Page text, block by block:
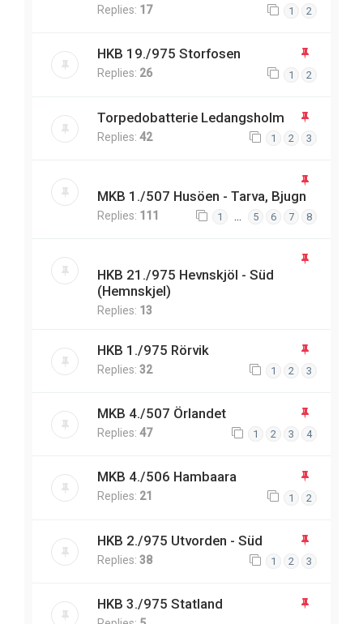
Replies: 17 1 2
HKB 19./975 Storfosen
Replies: 26 1 2
Torpedobatterie Ledangsholm
Replies: 42 1 2 3
MKB 1./507 Husöen - Tarva, Bjugn
Replies: 111 1 5 6 7 8
HKB 21./975 Hevnskjöl - Süd
(Hemnskjel)
Replies: 13
HKB 1./975 Rörvik
Replies: 32 1 2 3
MKB 4./507 Örlandet
Replies: 47 1 2 3 4
MKB 4./506 Hambaara
Replies: 21 1 2
HKB 2./975 Utvorden - Süd
Replies: 38 1 2 3
HKB 3./975 Statland